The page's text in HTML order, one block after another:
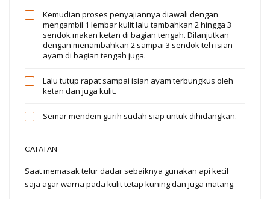
Kemudian proses penyajiannya diawali dengan
mengambil 1 lembar kulit lalu tambahkan 2 hingga 3
sendok makan ketan di bagian tengah. Dilanjutkan
dengan menambahkan 2 sampai 3 sendok teh isian
ayam di bagian tengah juga.
Lalu tutup rapat sampai isian ayam terbungkus oleh
ketan dan juga kulit.
Semar mendem gurih sudah siap untuk dihidangkan.
CATATAN
Saat memasak telur dadar sebaiknya gunakan api kecil
saja agar warna pada kulit tetap kuning dan juga matang.